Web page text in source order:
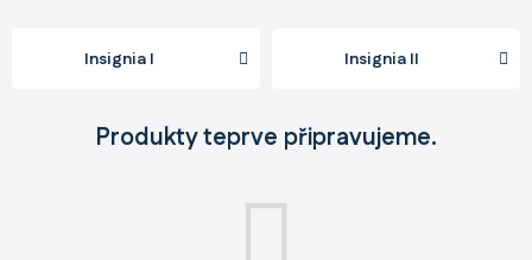
Insignia I Insignia II
Produkty teprve připravujeme.